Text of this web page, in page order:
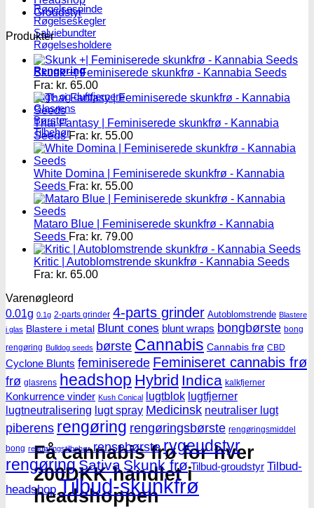
Røgelsespinde
Røgelseskegler
Salviebundter
Røgelsesholdere
Rengøring
Lugt- og duftfjernere
Glasrens
Børster
Tilbehør
Få cannabis frø for hver
200DKK handlet i
headshoppen
Groudstyr
Produkter
Skunk +| Feminiserede skunkfrø - Kannabia Seeds
Fra: kr. 65.00
Thai Fantasy | Feminiserede skunkfrø - Kannabia
Seeds Fra: kr. 55.00
White Domina | Feminiserede skunkfrø - Kannabia
Seeds Fra: kr. 55.00
Mataro Blue | Feminiserede skunkfrø - Kannabia
Seeds Fra: kr. 79.00
Kritic | Autoblomstrende skunkfrø - Kannabia Seeds
Fra: kr. 65.00
Varenøgleord
0.01g 0.1g 2-parts grinder 4-parts grinder Autoblomstrende Blastere
i glas Blastere i metal Blunt cones blunt wraps bongbørste bong
rengøring Bulldog seeds børste Cannabis Cannabis frø CBD
Cyclone Blunts feminiserede Feminiseret cannabis frø
frø glasrens headshop Hybrid Indica kalkfjerner
Konkurrence vinder Kush Conical lugtblok lugtfjerner
lugtneutralisering lugt spray Medicinsk neutraliser lugt
piberens rengøring rengøringsbørste rengøringsmiddel
bong rengøringstilbehør rensebørste rygeudstyr
rengøring Sativa Skunk frø Tilbud-groudstyr Tilbud-
headshop Tilbud-skunkfrø